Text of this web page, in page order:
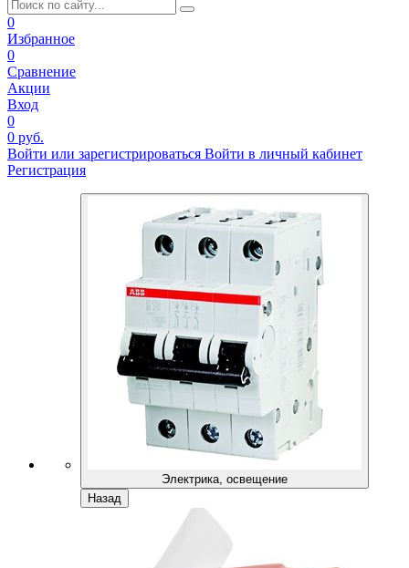
0
Избранное
0
Сравнение
Акции
Вход
0
0 руб.
Войти или зарегистрироваться Войти в личный кабинет
Регистрация
Электрика, освещение
Назад